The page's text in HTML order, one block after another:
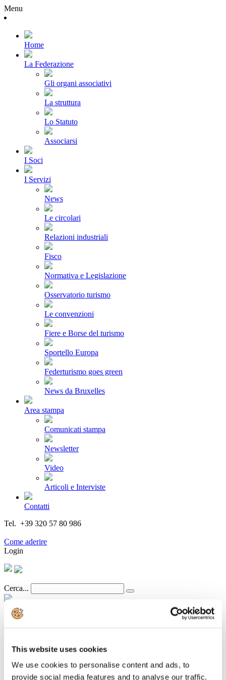
This website uses cookies
We use cookies to personalise content and ads, to
provide social media features and to analyse our traffic.
Menu
Home
La Federazione
Gli organi associativi
La struttura
Lo Statuto
Associarsi
I Soci
I Servizi
News
Le circolari
Relazioni industriali
Fisco
Normativa e Legislazione
Osservatorio turismo
Le convenzioni
Fiere e Borse del turismo
Sportello Europa
Federturismo goes green
News da Bruxelles
Area stampa
Comunicati stampa
Newsletter
Video
Articoli e Interviste
Contatti
Tel. +39 320 57 80 986
Come aderire
Login
Cerca...
Roma
Dettagli